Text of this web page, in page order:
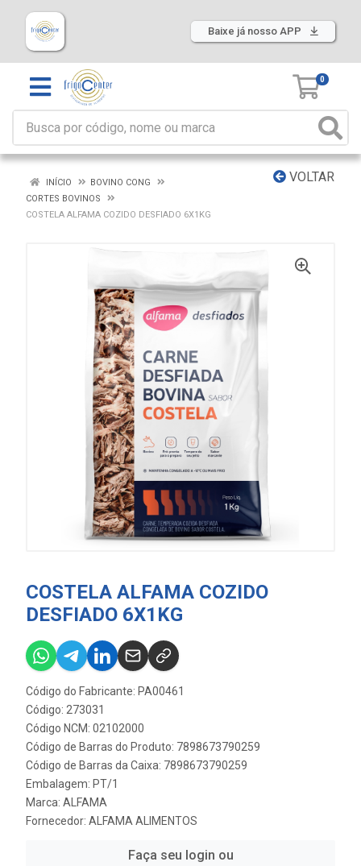
Baixe já nosso APP
0
VOLTAR
INÍCIO
BOVINO CONG
CORTES BOVINOS
COSTELA ALFAMA COZIDO DESFIADO 6X1KG
COSTELA ALFAMA COZIDO
DESFIADO 6X1KG
Código do Fabricante: PA00461
Código: 273031
Código NCM: 02102000
Código de Barras do Produto: 7898673790259
Código de Barras da Caixa: 7898673790259
Embalagem: PT/1
Marca: ALFAMA
Fornecedor: ALFAMA ALIMENTOS
Faça seu login ou